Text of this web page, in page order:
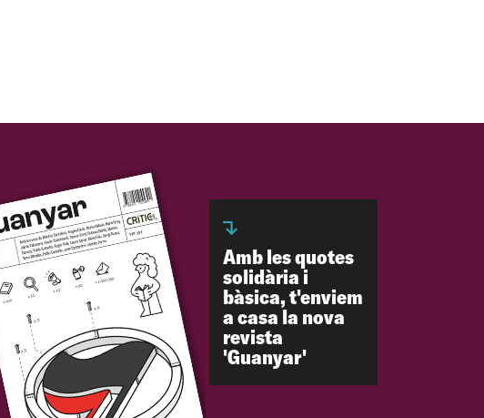
Amb les quotes
solidària i
bàsica, t'enviem
a casa la nova
revista
'Guanyar'